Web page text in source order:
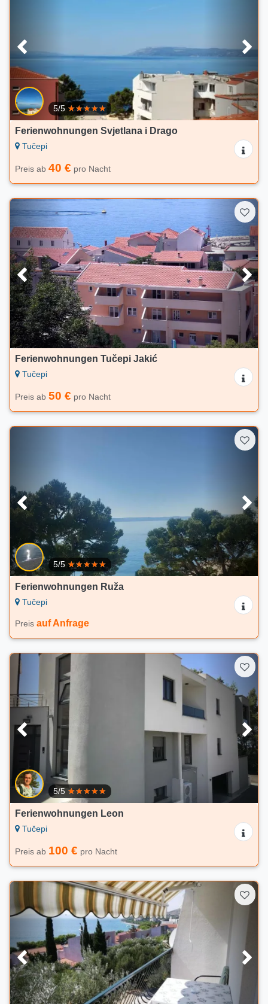
5/5
Ferienwohnungen Svjetlana i Drago
Tučepi
Preis ab 40 € pro Nacht
Ferienwohnungen Tučepi Jakić
Tučepi
Preis ab 50 € pro Nacht
5/5
Ferienwohnungen Ruža
Tučepi
Preis auf Anfrage
5/5
Ferienwohnungen Leon
Tučepi
Preis ab 100 € pro Nacht